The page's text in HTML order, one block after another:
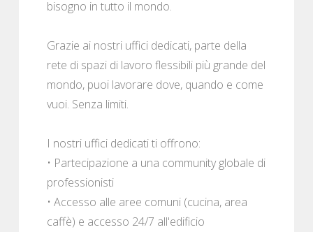
bisogno in tutto il mondo.
Grazie ai nostri uffici dedicati, parte della
rete di spazi di lavoro flessibili più grande del
mondo, puoi lavorare dove, quando e come
vuoi. Senza limiti.
I nostri uffici dedicati ti offrono:
• Partecipazione a una community globale di
professionisti
• Accesso alle aree comuni (cucina, area
caffè) e accesso 24/7 all'edificio